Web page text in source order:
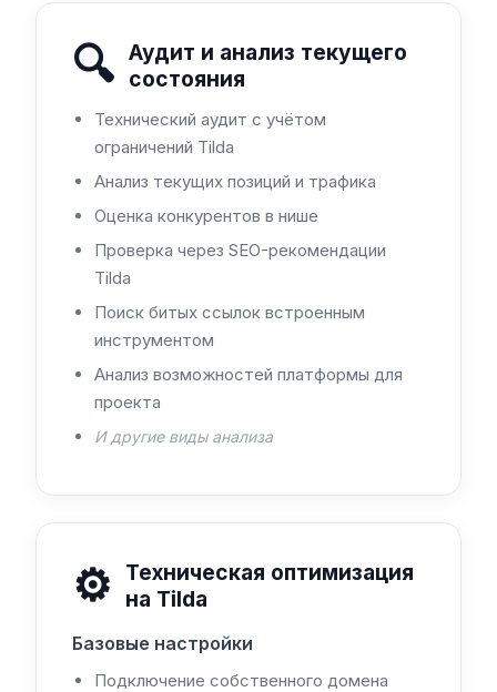
🔍 Аудит и анализ текущего
состояния
Технический аудит с учётом
ограничений Tilda
Анализ текущих позиций и трафика
Оценка конкурентов в нише
Проверка через SEO-рекомендации
Tilda
Поиск битых ссылок встроенным
инструментом
Анализ возможностей платформы для
проекта
И другие виды анализа
⚙️
Техническая оптимизация
на Tilda
Базовые настройки
Подключение собственного домена